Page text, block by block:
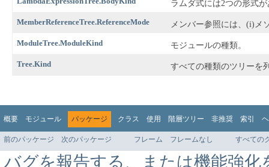
ラムダ式には2つの形式
MemberReferenceTree.ReferenceMode メンバー参照には、(i)メ
ModuleTree.ModuleKind モジュールの種類。
Tree.Kind すべての種類のツリーを
概要 モジュール パッケージ クラス 使用 階層ツリー 非推奨 索引
前のパッケージ 次のパッケージ フレーム フレームなし すべての
バグを報告する、または機能強化